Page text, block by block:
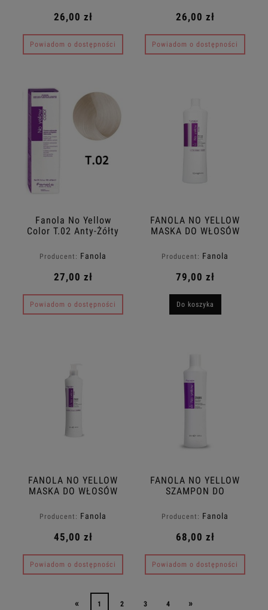
26,00 zł
Powiadom o dostępności
26,00 zł
Powiadom o dostępności
Fanola No Yellow
Color T.02 Anty-Żółty
Producent: Fanola
27,00 zł
Powiadom o dostępności
FANOLA NO YELLOW
MASKA DO WŁOSÓW
Producent: Fanola
79,00 zł
Do koszyka
FANOLA NO YELLOW
MASKA DO WŁOSÓW
Producent: Fanola
45,00 zł
Powiadom o dostępności
FANOLA NO YELLOW
SZAMPON DO
1000ML
Producent: Fanola
68,00 zł
Powiadom o dostępności
« 1 2 3 4 »